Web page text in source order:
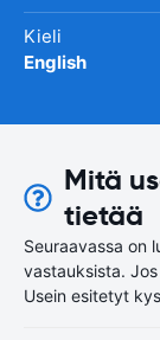
Kieli
English
Mitä
tietää
Seuraavassa on
vastauksista.
Usein esitetyt